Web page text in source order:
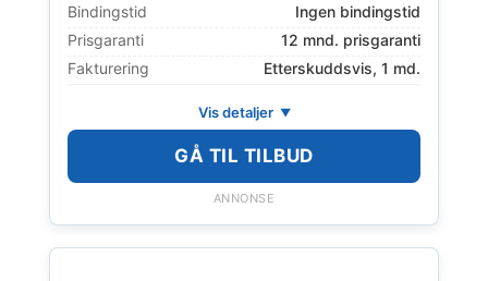
Bindingstid
Ingen bindingstid
Prisgaranti
12 mnd. prisgaranti
Fakturering
Etterskuddsvis, 1 md.
Vis detaljer
GÅ TIL TILBUD
ANNONSE